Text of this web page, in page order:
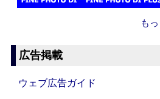
も
広告掲載
ウェブ広告ガイド